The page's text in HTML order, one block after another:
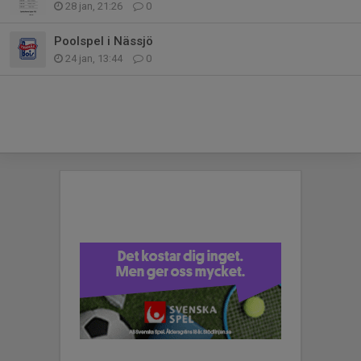
28 jan, 21:26 0
Poolspel i Nässjö
24 jan, 13:44 0